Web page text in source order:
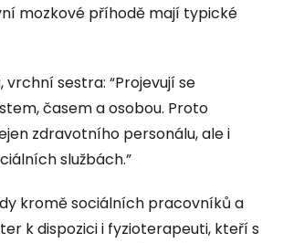
mozkové příhodě mají typické
vrchní sestra: “Projevují se
časem a osobou. Proto
zdravotního personálu, ale i
službách.”
kromě sociálních pracovníků a
k dispozici i fyzioterapeuti, kteří s